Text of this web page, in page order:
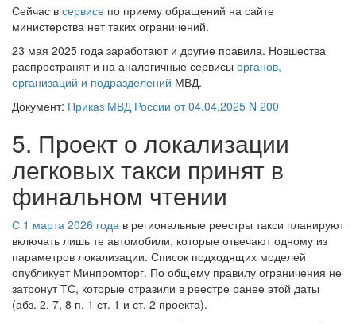
Сейчас в сервисе по приему обращений на сайте
министерства нет таких ограничений.
23 мая 2025 года заработают и другие правила. Новшества
распространят и на аналогичные сервисы органов,
организаций и подразделений МВД.
Документ: Приказ МВД России от 04.04.2025 N 200
5. Проект о локализации
легковых такси принят в
финальном чтении
С 1 марта 2026 года в региональные реестры такси планируют
включать лишь те автомобили, которые отвечают одному из
параметров локализации. Список подходящих моделей
опубликует Минпромторг. По общему правилу ограничения не
затронут ТС, которые отразили в реестре ранее этой даты
(абз. 2, 7, 8 п. 1 ст. 1 и ст. 2 проекта).